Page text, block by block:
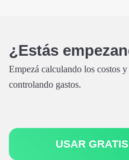
¿Estás
Empezá calculando los costos
controlando gastos.
USAR GRATIS